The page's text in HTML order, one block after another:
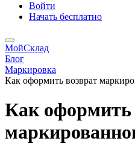
Войти
Начать бесплатно
МойСклад
Блог
Маркировка
Как оформить возврат
Как оформить